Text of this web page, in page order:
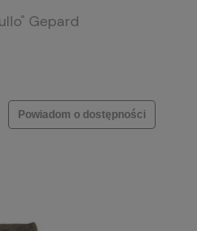
Gepard
Powiadom o dostępności